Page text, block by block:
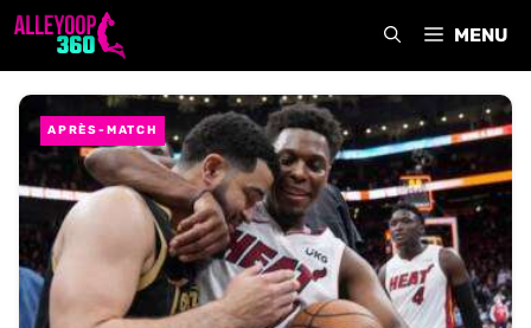
Aller
MENU
APRÈS-MATCH